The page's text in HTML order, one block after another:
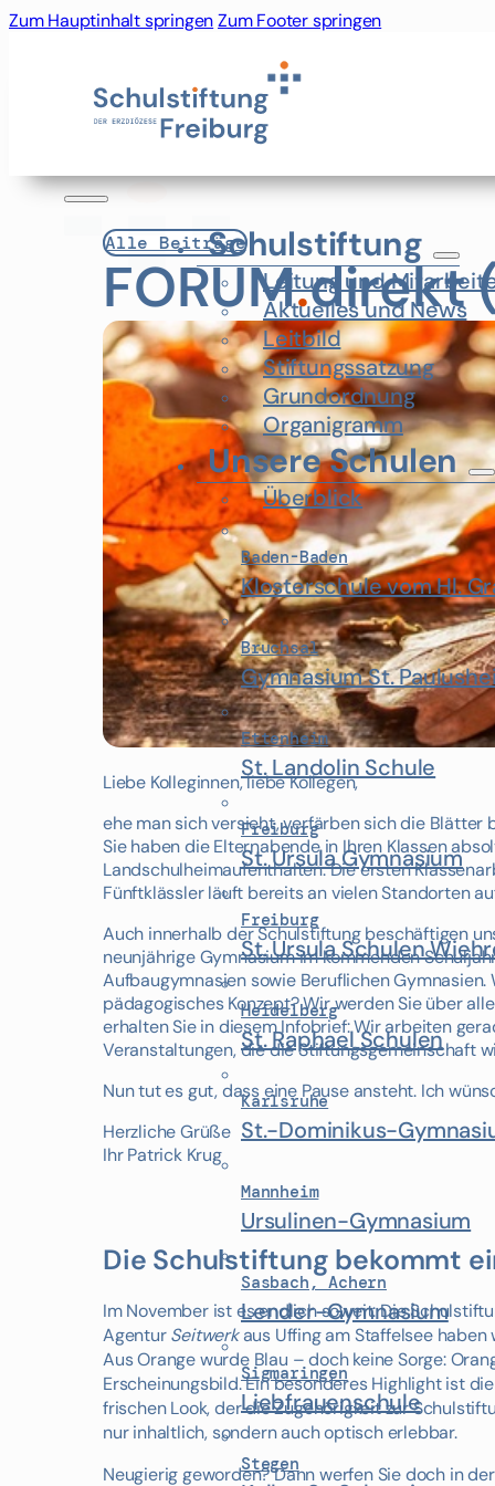
Zum Hauptinhalt springenZum Footer springen
Schulstiftung
Leitung und
Aktuelles und News
Leitbild
Stiftungssatzung
Grundordnung
Organigramm
Unsere Schulen
Überblick
Baden-Baden
Klosterschule vom Hl.
Bruchsal
Gymnasium St.
Ettenheim
St. Landolin Schule
Freiburg
St. Ursula Gymnasium
Freiburg
St. Ursula Schulen
Heidelberg
St. Raphael Schulen
Karlsruhe
St.-Dominikus-
Mannheim
Ursulinen-Gymnasium
Sasbach, Achern
Lender-Gymnasium
Sigmaringen
Liebfrauenschule
Stegen
Alle Beiträge
FORUM.direkt
Liebe Kolleginnen, liebe Kollegen,
ehe man sich versieht, verfärben sich die Blätter
Sie haben die Elternabende in Ihren Klassen
Landschulheimaufenthalten. Die ersten
Fünftklässler läuft bereits an vielen Standorten
Auch innerhalb der Schulstiftung beschäftigen
neunjährige Gymnasium im kommenden
Aufbaugymnasien sowie Beruflichen
pädagogisches Konzept? Wir werden Sie über
erhalten Sie in diesem Infobrief: Wir arbeiten
Veranstaltungen, die die Stiftungsgemeinschaft
Nun tut es gut, dass eine Pause ansteht. Ich
Herzliche Grüße
Ihr Patrick Krug
Die Schulstiftung bekommt
Im November ist es endlich soweit: Die
AgenturSeitwerkaus Uffing am Staffelsee
Aus Orange wurde Blau – doch keine Sorge:
Erscheinungsbild. Ein besonderes Highlight ist
frischen Look, der die Zugehörigkeit zur
nur inhaltlich, sondern auch optisch erlebbar.
Neugierig geworden? Dann werfen Sie doch in